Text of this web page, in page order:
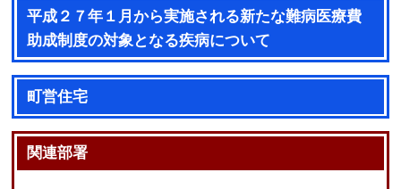
平成２７年１月から実施される新たな難病医療費
助成制度の対象となる疾病について
町営住宅
関連部署